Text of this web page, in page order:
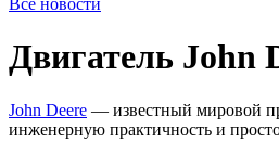
Все новости
Двигатель John
John Deere — известный мировой
инженерную практичность и